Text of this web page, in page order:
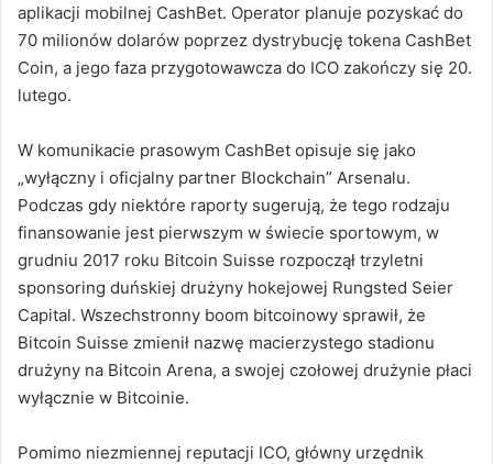
aplikacji mobilnej CashBet. Operator planuje pozyskać do
70 milionów dolarów poprzez dystrybucję tokena CashBet
Coin, a jego faza przygotowawcza do ICO zakończy się 20.
lutego.
W komunikacie prasowym CashBet opisuje się jako
„wyłączny i oficjalny partner Blockchain” Arsenalu.
Podczas gdy niektóre raporty sugerują, że tego rodzaju
finansowanie jest pierwszym w świecie sportowym, w
grudniu 2017 roku Bitcoin Suisse rozpoczął trzyletni
sponsoring duńskiej drużyny hokejowej Rungsted Seier
Capital. Wszechstronny boom bitcoinowy sprawił, że
Bitcoin Suisse zmienił nazwę macierzystego stadionu
drużyny na Bitcoin Arena, a swojej czołowej drużynie płaci
wyłącznie w Bitcoinie.
Pomimo niezmiennej reputacji ICO, główny urzędnik